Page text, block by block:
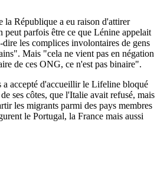
la République a eu raison d'attirer
peut parfois être ce que Lénine appelait
les complices involontaires de gens
Mais "cela ne vient pas en négation
de ces ONG, ce n'est pas binaire".
a accepté d'accueillir le Lifeline bloqué
ses côtes, que l'Italie avait refusé, mais
les migrants parmi des pays membres
le Portugal, la France mais aussi